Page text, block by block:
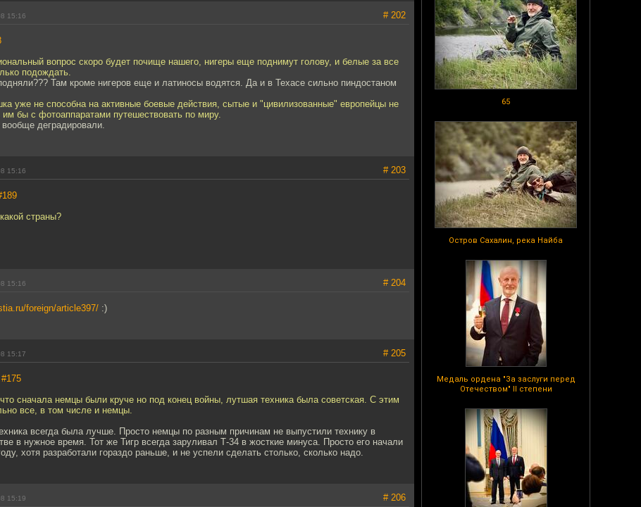
65
Остров Сахалин, река Найба
Медаль ордена "За заслуги перед
Отечеством" II степени
15:16 # 202
вопрос скоро будет почище нашего, нигеры еще поднимут голову, и белые за все
подождать.
Там кроме нигеров еще и латиносы водятся. Да и в Техасе сильно пиндостаном
уже не способна на активные боевые действия, сытые и "цивилизованные" европейцы не
им бы с фотоаппаратами путешествовать по миру.
деградировали.
15:16 # 203
страны?
15:16 # 204
foreign/article397/ :)
15:17 # 205
#175
сначала немцы были круче но под конец войны, лутшая техника была советская. С этим
все, в том числе и немцы.
всегда была лучше. Просто немцы по разным причинам не выпустили технику в
в нужное время. Тот же Тигр всегда заруливал Т-34 в жосткие минуса. Просто его начали
хотя разработали гораздо раньше, и не успели сделать столько, сколько надо.
15:19 # 206